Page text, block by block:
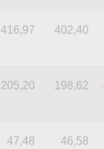
416,97 402,40
205,20 198,62
47,48 46,58